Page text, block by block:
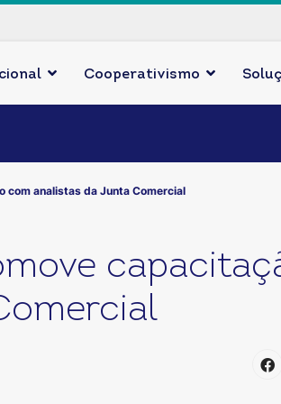
Cooperativismo
com analistas da Junta Comercial